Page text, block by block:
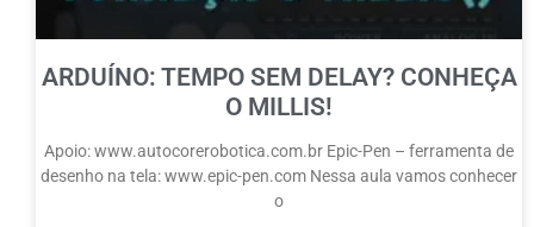
ARDUÍNO: TEMPO SEM DELAY? CONHEÇA
O MILLIS!
Apoio: www.autocorerobotica.com.br Epic-Pen – ferramenta de
desenho na tela: www.epic-pen.com Nessa aula vamos conhecer
o